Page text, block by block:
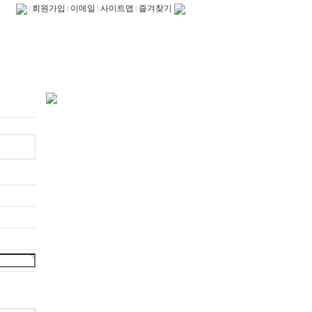
회원가입 이메일 사이트맵 즐겨찾기